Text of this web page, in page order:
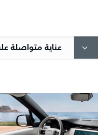
عناية متواصلة